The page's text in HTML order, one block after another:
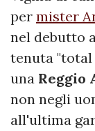
per mister
nel debutto
tenuta "total
una Reggio
non negli
all'ultima